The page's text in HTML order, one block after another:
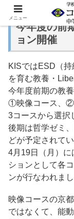
今年度の前
ョン開催
KISではESD（持
を育む教養・
今年度前期の教
①映像コース、②
3コースから選択
後期は哲学ゼミ
どが予定されてい
4月19日（月）
ションとして各
ンが行なわれまし
映像コースの京
ではなくて、能
メニュー